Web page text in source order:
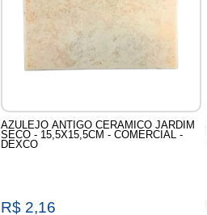
AZULEJO ANTIGO CERAMICO JARDIM
SECO - 15,5X15,5CM - COMERCIAL -
DEXCO
R$ 2,16